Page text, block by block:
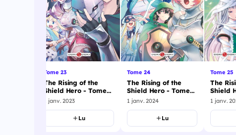
Tome 23
The Rising of the
Shield Hero - Tome
23
1 janv. 2023
Lu
Tome 24
The Rising of the
Shield Hero - Tome
24
1 janv. 2024
Lu
Tome 25
The
Shield
25
1 janv.